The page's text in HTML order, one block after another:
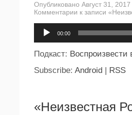
Опубликовано Август 31, 2017
Комментарии к записи
00:00
Подкаст: Воспроизвести
Subscribe: Android RSS
«Неизвестная